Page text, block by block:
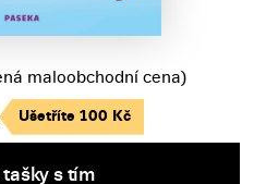
maloobchodní cena)
Ušetříte 100 Kč
tašky s tím